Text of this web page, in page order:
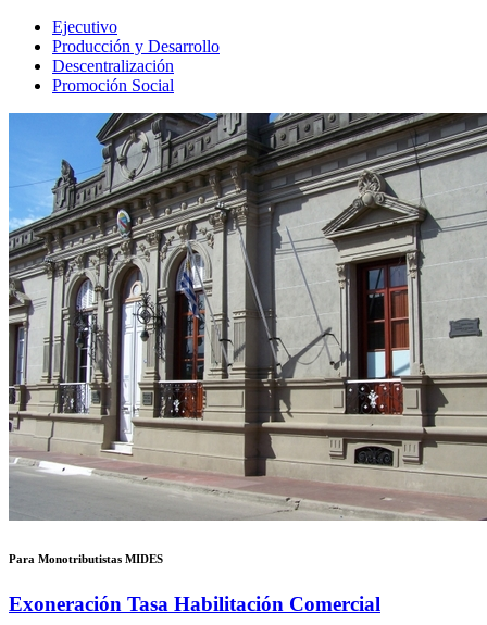
Ejecutivo
Producción y Desarrollo
Descentralización
Promoción Social
Para Monotributistas MIDES
Exoneración Tasa Habilitación Comercial